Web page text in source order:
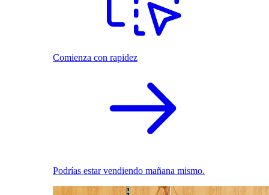
Comienza con rapidez
Podrías estar vendiendo mañana mismo.